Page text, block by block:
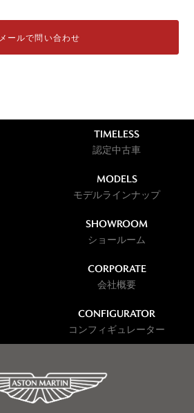
メールで問い合わせ
TIMELESS
認定中古車
MODELS
モデルラインナップ
SHOWROOM
ショールーム
CORPORATE
会社概要
CONFIGURATOR
コンフィギュレーター